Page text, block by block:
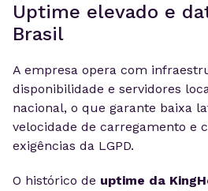
Uptime elevado e
Brasil
A empresa opera com
disponibilidade e servidores
nacional, o que garante baixa
velocidade de carregamento e
exigências da LGPD.
O histórico de uptime da